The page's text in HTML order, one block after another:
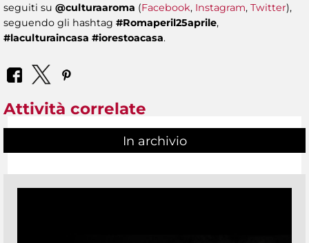
seguiti su @culturaaroma (Facebook, Instagram, Twitter),
seguendo gli hashtag #Romaperil25aprile,
#laculturaincasa #iorestoacasa.
Attività correlate
In archivio